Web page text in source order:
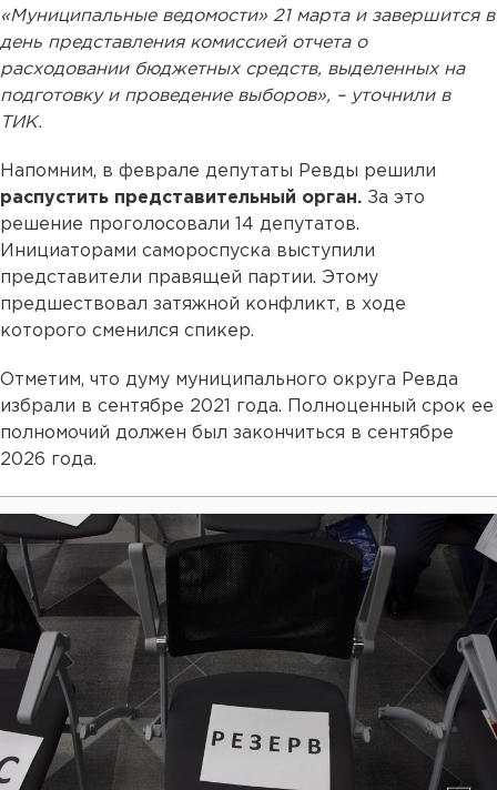
«Муниципальные ведомости» 21 марта и завершится в
день представления комиссией отчета о
расходовании бюджетных средств, выделенных на
подготовку и проведение выборов», – уточнили в
ТИК.
Напомним, в феврале депутаты Ревды решили
распустить представительный орган. За это
решение проголосовали 14 депутатов.
Инициаторами самороспуска выступили
представители правящей партии. Этому
предшествовал затяжной конфликт, в ходе
которого сменился спикер.
Отметим, что думу муниципального округа Ревда
избрали в сентябре 2021 года. Полноценный срок ее
полномочий должен был закончиться в сентябре
2026 года.